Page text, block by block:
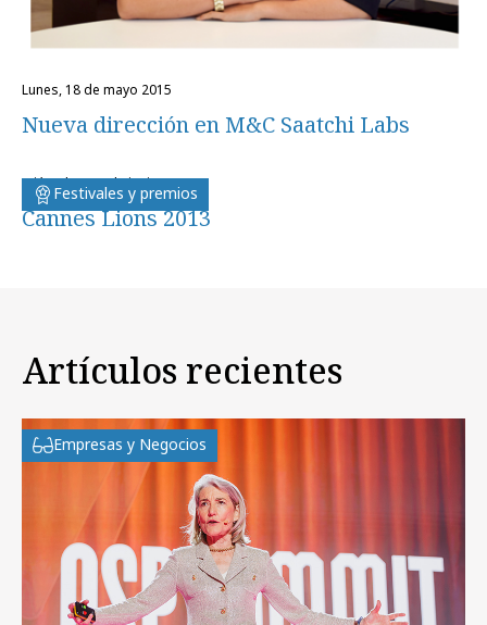
lunes, 18 de mayo 2015
Nueva dirección en M&C Saatchi Labs
Festivales y premios
miércoles, 26 de junio 2013
Cannes Lions 2013
Artículos recientes
Empresas y Negocios